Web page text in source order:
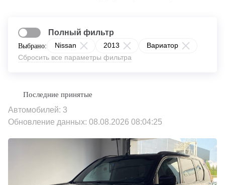
Выбрано: Nissan 2013
Вариатор
Сбросить все параметры фильтра
Полный фильтр
Автомобилей: 3
Обновление данных: 08.08.2026 08:04:25